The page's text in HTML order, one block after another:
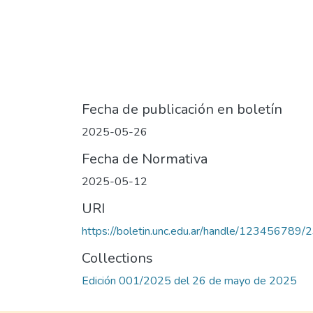
Fecha de publicación en boletín
2025-05-26
Fecha de Normativa
2025-05-12
URI
https://boletin.unc.edu.ar/handle/123456789/
Collections
Edición 001/2025 del 26 de mayo de 2025